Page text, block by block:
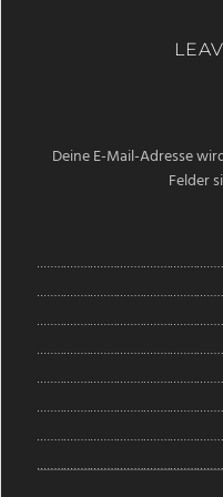
Deine E-Mail-Adresse
Felder